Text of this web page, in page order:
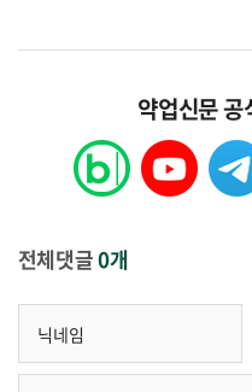
약업신문
전체댓글0개